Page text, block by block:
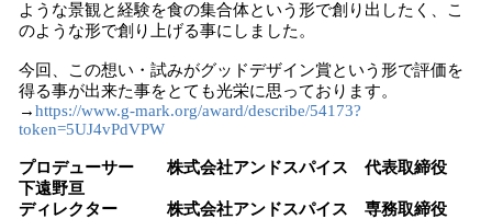
ような景観と経験を食の集合体という形で創り出したく、こ
のような形で創り上げる事にしました。
今回、この想い・試みがグッドデザイン賞という形で評価を
得る事が出来た事をとても光栄に思っております。
→https://www.g-mark.org/award/describe/54173?
token=5UJ4vPdVPW
プロデューサー 株式会社アンドスパイス 代表取締役
下遠野亘
ディレクター 株式会社アンドスパイス 専務取締役